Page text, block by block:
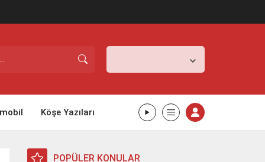
Köşe Yazıları
POPÜLER KONULAR